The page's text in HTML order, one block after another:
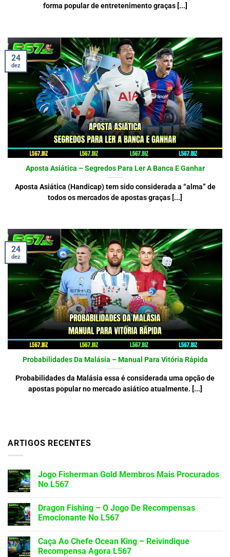
forma popular de entretenimento graças [...]
Aposta Asiática – Segredos Para Ler A Banca E Ganhar
Aposta Asiática (Handicap) tem sido considerada a “alma” de
todos os mercados de apostas graças [...]
24
dez
Probabilidades Da Malásia – Manual Para Vitória Rápida
Probabilidades da Malásia essa é considerada uma opção de
apostas popular no mercado asiático atualmente. [...]
24
dez
ARTIGOS RECENTES
Jogo Fisherman Gold Membros Mais Procurados
No L567
Dragon Fishing – O Jogo De Recompensas
Emocionante No L567
Caça Ao Chefe Ocean King – Reivindique
Recompensa Agora L567